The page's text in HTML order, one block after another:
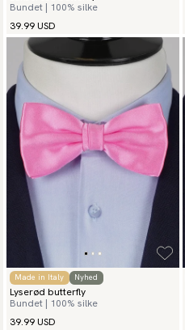
Bundet | 100% silke
39.99 USD
Made in Italy Nyhed
Lyserød butterfly
Bundet | 100% silke
39.99 USD